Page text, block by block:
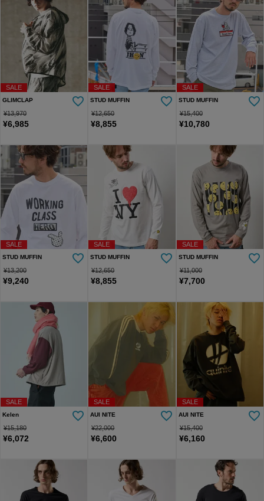
SALE
GLIMCLAP
¥13,970
¥6,985
SALE
STUD MUFFIN
¥12,650
¥8,855
SALE
STUD MUFFIN
¥15,400
¥10,780
SALE
STUD MUFFIN
¥13,200
¥9,240
SALE
STUD MUFFIN
¥12,650
¥8,855
SALE
STUD MUFFIN
¥11,000
¥7,700
SALE
Kelen
¥15,180
¥6,072
SALE
AUI NITE
¥22,000
¥6,600
SALE
AUI NITE
¥15,400
¥6,160